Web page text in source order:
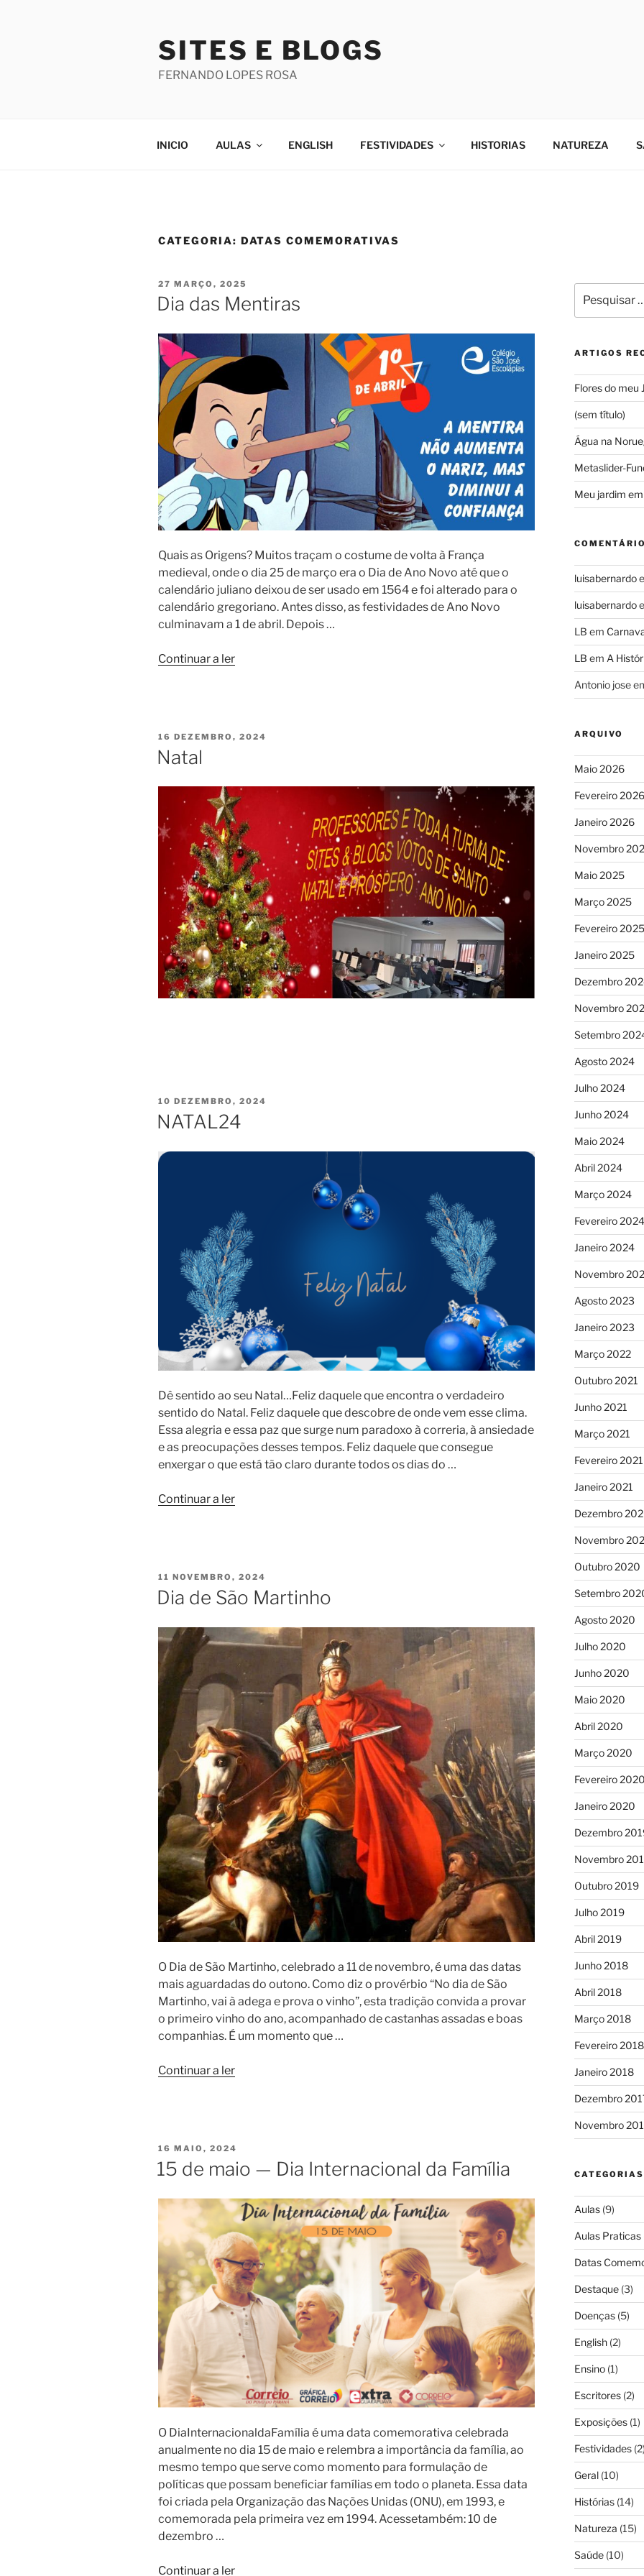
SITES E BLOGS
FERNANDO LOPES ROSA
INICIO AULAS ENGLISH FESTIVIDADES HISTORIAS NATUREZA
CATEGORIA: DATAS COMEMORATIVAS
PUBLICADO
EM
27 MARÇO, 2025
Dia das Mentiras
Quais as Origens? Muitos traçam o costume de volta à França
medieval, onde o dia 25 de março era o Dia de Ano Novo até que o
calendário juliano deixou de ser usado em 1564 e foi alterado para o
calendário gregoriano. Antes disso, as festividades de Ano Novo
culminavam a 1 de abril. Depois …
Continuar a ler“Dia
PUBLICADO
EM
16 DEZEMBRO, 2024
Natal
PUBLICADO
EM
10 DEZEMBRO, 2024
NATAL24
Dê sentido ao seu Natal…Feliz daquele que encontra o verdadeiro
sentido do Natal. Feliz daquele que descobre de onde vem esse clima.
Essa alegria e essa paz que surge num paradoxo à correria, à ansiedade
e as preocupações desses tempos. Feliz daquele que consegue
enxergar o que está tão claro durante todos os dias do …
Continuar a ler“NATAL24”
PUBLICADO
EM
11 NOVEMBRO, 2024
Dia de São Martinho
O Dia de São Martinho, celebrado a 11 de novembro, é uma das datas
mais aguardadas do outono. Como diz o provérbio “No dia de São
Martinho, vai à adega e prova o vinho”, esta tradição convida a provar
o primeiro vinho do ano, acompanhado de castanhas assadas e boas
companhias. É um momento que …
Continuar a ler“Dia
PUBLICADO
EM
16 MAIO, 2024
15 de maio — Dia Internacional da Família
O DiaInternacionaldaFamília é uma data comemorativa celebrada
anualmente no dia 15 de maio e relembra a importância da família, ao
mesmo tempo que serve como momento para formulação de
políticas que possam beneficiar famílias em todo o planeta. Essa data
foi criada pela Organização das Nações Unidas (ONU), em 1993, e
comemorada pela primeira vez em 1994. Acessetambém: 10 de
dezembro …
Continuar a ler“15
por:
ARTIGOS
Flores do meu
(sem título)
Água na
Metaslider-
Meu jardim
luisabernardo
luisabernardo
LB em
LB em A
Antonio jose
ARQUIVO
Maio 2026
Fevereiro 2026
Janeiro 2026
Novembro
Maio 2025
Março 2025
Fevereiro 2025
Janeiro 2025
Dezembro
Novembro
Setembro
Agosto 2024
Julho 2024
Junho 2024
Maio 2024
Abril 2024
Março 2024
Fevereiro 2024
Janeiro 2024
Novembro
Agosto 2023
Janeiro 2023
Março 2022
Outubro 2021
Junho 2021
Março 2021
Fevereiro 2021
Janeiro 2021
Dezembro
Novembro
Outubro 2020
Setembro
Agosto 2020
Julho 2020
Junho 2020
Maio 2020
Abril 2020
Março 2020
Fevereiro 2020
Janeiro 2020
Dezembro
Novembro
Outubro 2019
Julho 2019
Abril 2019
Junho 2018
Abril 2018
Março 2018
Fevereiro 2018
Janeiro 2018
Dezembro
Novembro
CATEGORIAS
Aulas(9)
Aulas Praticas
Datas
Destaque(3)
Doenças(5)
English(2)
Ensino(1)
Escritores(2)
Exposições(1)
Festividades(2)
Geral(10)
Histórias(14)
Natureza (15)
Saúde(10)